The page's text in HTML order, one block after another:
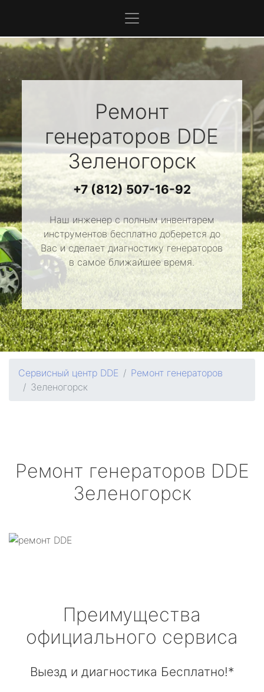
Ремонт
генераторов DDE
Зеленогорск
+7 (812) 507-16-92
Наш инженер с полным инвентарем
инструментов бесплатно доберется до
Вас и сделает диагностику генераторов
в самое ближайшее время.
Сервисный центр DDE
Ремонт генераторов
Зеленогорск
Ремонт генераторов DDE
Зеленогорск
Преимущества
официального сервиса
Выезд и диагностика Бесплатно!*